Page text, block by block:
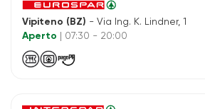
Vipiteno (BZ) - Via Ing. K. Lindner, 1
Aperto
| 07:30 - 20:00